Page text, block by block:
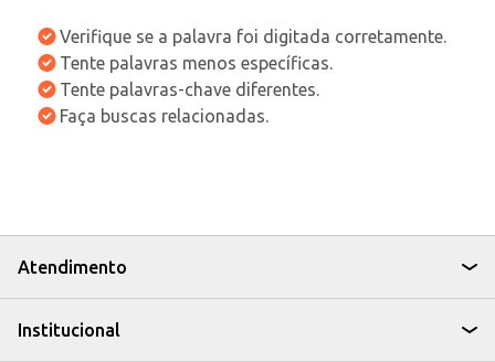
Verifique se a palavra foi digitada corretamente.
Tente palavras menos específicas.
Tente palavras-chave diferentes.
Faça buscas relacionadas.
Atendimento
Institucional